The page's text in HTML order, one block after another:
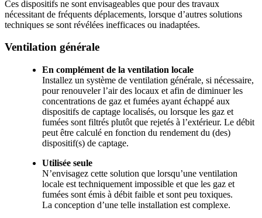
Ces dispositifs ne sont envisageables que pour des travaux
nécessitant de fréquents déplacements, lorsque d’autres solutions
techniques se sont révélées inefficaces ou inadaptées.
Ventilation générale
En complément de la ventilation locale
Installez un système de ventilation générale, si nécessaire,
pour renouveler l’air des locaux et afin de diminuer les
concentrations de gaz et fumées ayant échappé aux
dispositifs de captage localisés, ou lorsque les gaz et
fumées sont filtrés plutôt que rejetés à l’extérieur. Le débit
peut être calculé en fonction du rendement du (des)
dispositif(s) de captage.
Utilisée seule
N’envisagez cette solution que lorsqu’une ventilation
locale est techniquement impossible et que les gaz et
fumées sont émis à débit faible et sont peu toxiques.
La conception d’une telle installation est complexe.